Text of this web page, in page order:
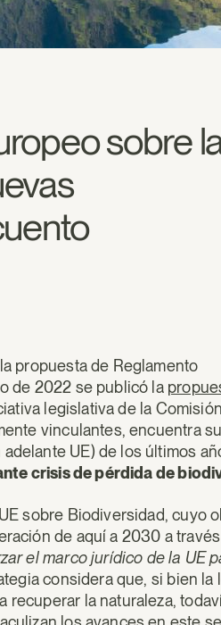
sobre
propuesta de Reglamento
de 2022 se publicó la
legislativa de la
vinculantes, encuentra
adelante UE) de los últimos
crisis de pérdida de
sobre Biodiversidad, cuyo
de aquí a 2030 a
el marco jurídico de la UE
considera que, si bien
recuperar la naturaleza,